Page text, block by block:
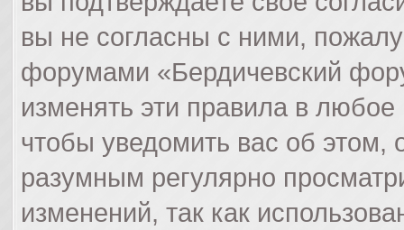
вы не согласны с ними,
форумами «Бердичевский
изменять эти правила в
чтобы уведомить вас об
разумным регулярно
изменений, так как